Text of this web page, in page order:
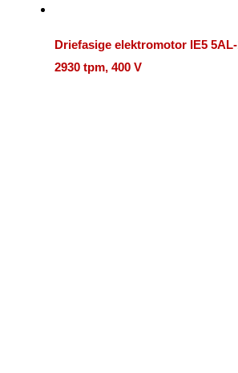
Driefasige elektromotor IE5 5AL-
2930 tpm, 400 V